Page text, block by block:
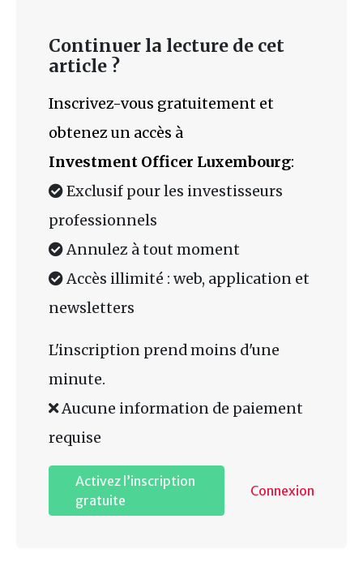
Continuer la lecture de cet
article ?
Inscrivez-vous gratuitement et
obtenez un accès à
Investment Officer Luxembourg:
Exclusif pour les investisseurs
professionnels
Annulez à tout moment
Accès illimité : web, application et
newsletters
L'inscription prend moins d'une
minute.
Aucune information de paiement
requise
Activez l’inscription
gratuite
Connexion